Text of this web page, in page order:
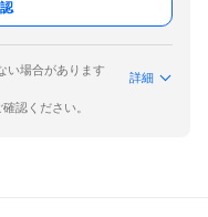
い場合があります
詳細
認ください。